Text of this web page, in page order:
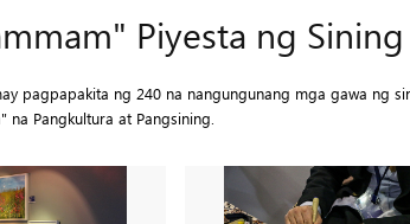
Piyesta ng
pagpapakita ng 240 na nangungunang mga gawa ng
Pangkultura at Pangsining.